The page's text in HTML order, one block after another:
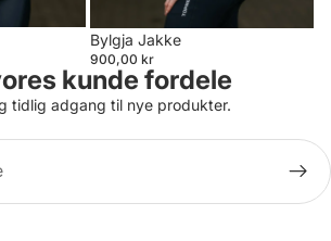
Bylgja Jakke
900,00 kr
kunde fordele
tidlig adgang til nye produkter.